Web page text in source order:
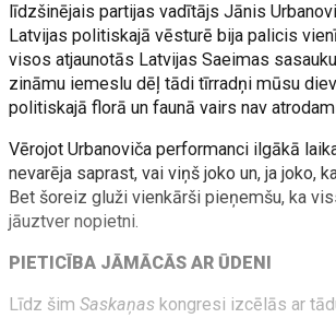
līdzšinējais partijas vadītājs Jānis
Latvijas politiskajā vēsturē bija palicis
visos atjaunotās Latvijas Saeimas
zināmu iemeslu dēļ tādi tīrradņi mūsu
politiskajā florā un faunā vairs nav
Vērojot Urbanoviča performanci ilgākā
nevarēja saprast, vai viņš joko un, ja joko,
Bet šoreiz gluži vienkārši pieņemšu, ka
jāuztver nopietni.
PIETICĪBA JĀMĀCĀS AR ŪDENI
Līdz šimSaskaņaskongresi izcēlās ar